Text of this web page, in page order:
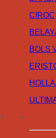
CIROC
BOLS